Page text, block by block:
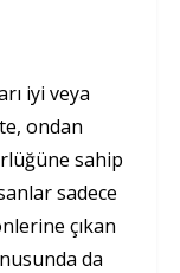
iyi veya
ondan
sahip
sadece
çıkan
da